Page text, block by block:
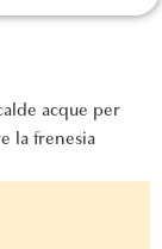
acque per
la frenesia